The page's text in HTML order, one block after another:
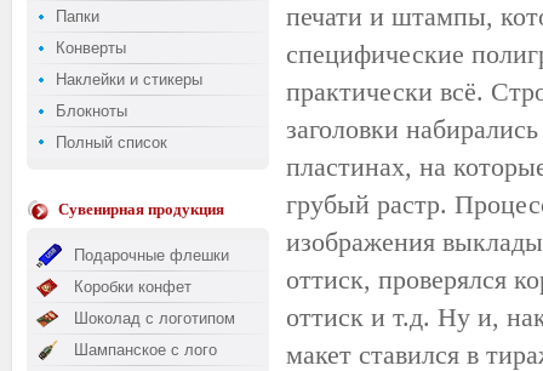
Папки
Конверты
Наклейки и стикеры
Блокноты
Полный список
Сувенирная продукция
Подарочные флешки
Коробки конфет
Шоколад с логотипом
Шампанское с лого
печати и штампы,
специфические
практически всё.
заголовки
пластинах, на
грубый растр.
изображения
оттиск, проверялся
оттиск и т.д. Ну и,
макет ставился в